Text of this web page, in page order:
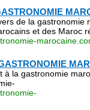
de la
et des Maroc
à la gastronomie